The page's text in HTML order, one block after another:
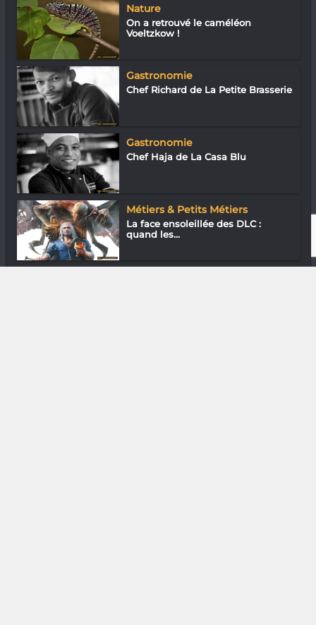
Nature
On a retrouvé le caméléon
Voeltzkow !
Gastronomie
Chef Richard de La Petite Brasserie
Gastronomie
Chef Haja de La Casa Blu
Métiers & Petits Métiers
La face ensoleillée des DLC :
quand les...